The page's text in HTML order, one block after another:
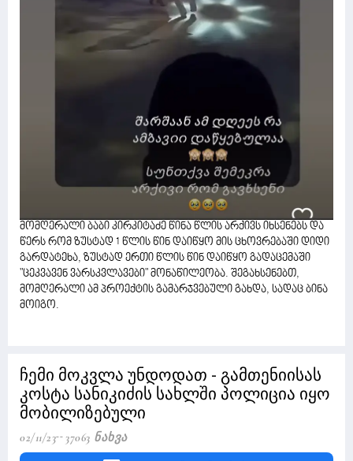
მომღერალი ბაბი კირკიტაძე წინა წლის არქივს იხსენებს და
წერს რომ ზუსტად 1 წლის წინ დაიწყო მის ცხოვრებაში დიდი
გარდატეხა, ზუსტად ერთი წლის წინ დაიწყო გადაცემაში
"ცეკვავენ ვარსკვლავები" მონაწილეობა. შეგახსენებთ,
მომღერალი ამ პროექტის გამარჯვებული გახდა, სადაც ბინა
მოიგო.
ჩემი მოკვლა უნდოდათ - გამთენიისას
კოსტა სანიკიძის სახლში პოლიცია იყო
მობილიზებული
02/11/23 37063 Ნახვა